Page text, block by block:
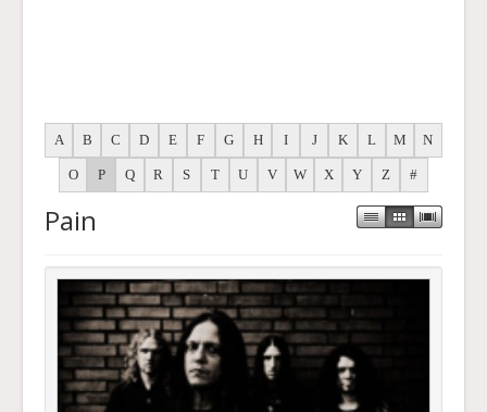
A B C D E F G H I J K L M N
O P Q R S T U V W X Y Z #
Pain